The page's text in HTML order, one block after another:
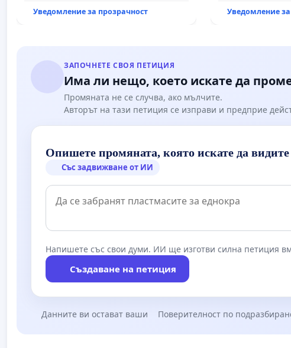
всички екологични норми!
Уведомление за прозрачност
Уведомление
ЗАПОЧНЕТЕ СВОЯ ПЕТИЦИЯ
Има ли нещо, което искате да
Промяната не се случва, ако мълчите.
Авторът на тази петиция се изправи и предприе
Опишете промяната, която искате да видите
Със задвижване от ИИ
Напишете със свои думи. ИИ ще изготви силна петиция
Създаване на петиция
Данните ви остават ваши Поверителност по